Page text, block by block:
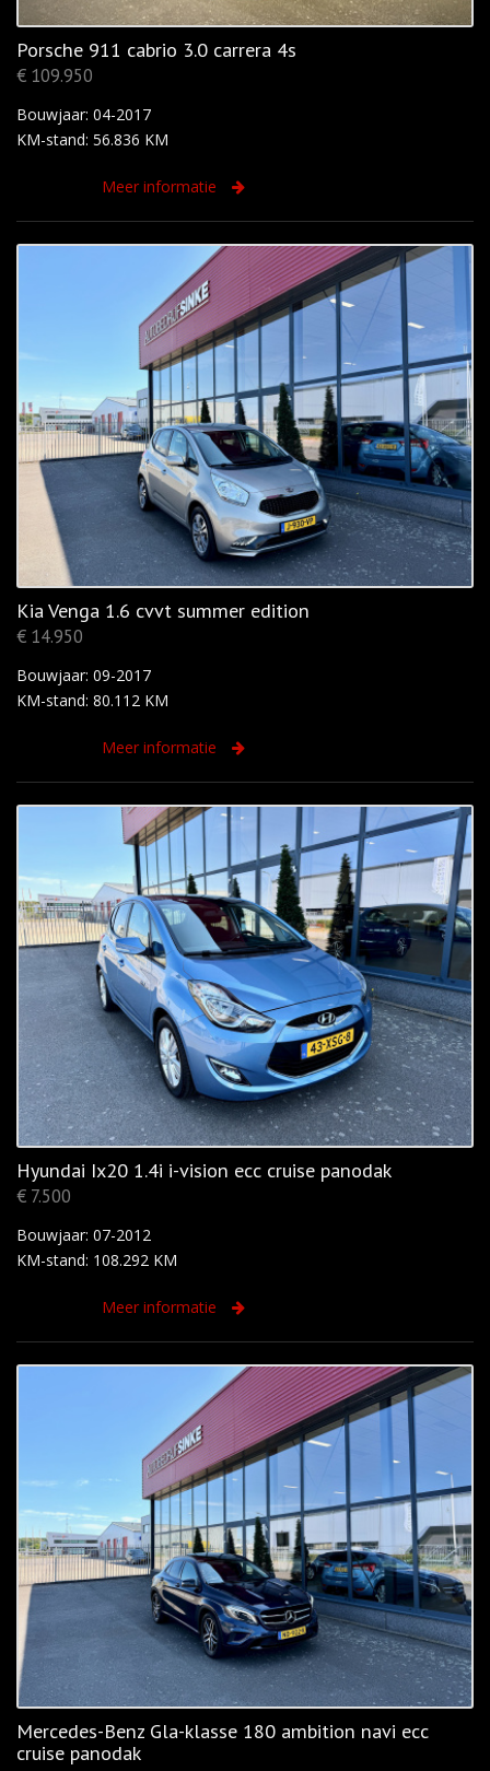
Porsche 911 cabrio 3.0 carrera 4s
€ 109.950
Bouwjaar: 04-2017
KM-stand: 56.836 KM
Meer informatie
Kia Venga 1.6 cvvt summer edition
€ 14.950
Bouwjaar: 09-2017
KM-stand: 80.112 KM
Meer informatie
Hyundai Ix20 1.4i i-vision ecc cruise panodak
€ 7.500
Bouwjaar: 07-2012
KM-stand: 108.292 KM
Meer informatie
Mercedes-Benz Gla-klasse 180 ambition navi ecc
cruise panodak